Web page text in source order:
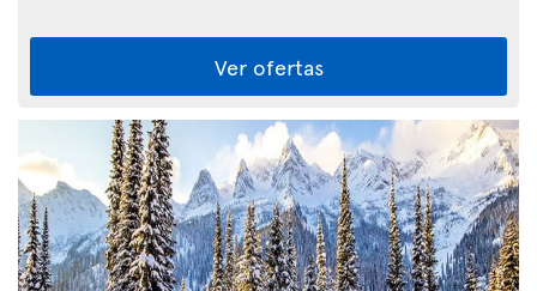
Ver ofertas